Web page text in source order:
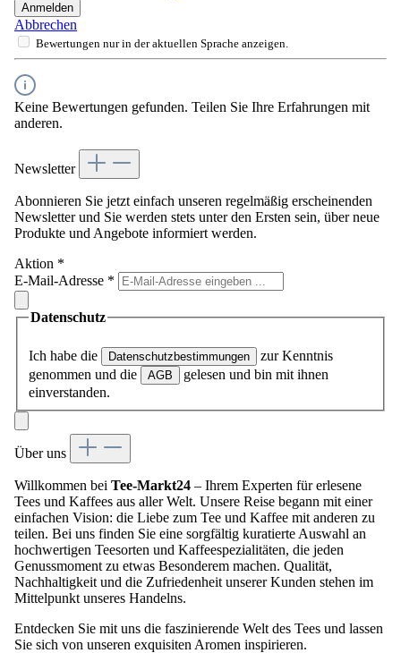
Anmelden
Abbrechen
Bewertungen nur in der aktuellen Sprache anzeigen.
Keine Bewertungen gefunden. Teilen Sie Ihre Erfahrungen mit
anderen.
Newsletter
Abonnieren Sie jetzt einfach unseren regelmäßig erscheinenden
Newsletter und Sie werden stets unter den Ersten sein, über neue
Produkte und Angebote informiert werden.
Aktion *
E-Mail-Adresse *
Datenschutz
Ich habe die Datenschutzbestimmungen
zur Kenntnis
genommen und die
AGB
gelesen und bin mit ihnen
einverstanden.
Über uns
Willkommen bei Tee-Markt24 – Ihrem Experten für erlesene
Tees und Kaffees aus aller Welt. Unsere Reise begann mit einer
einfachen Vision: die Liebe zum Tee und Kaffee mit anderen zu
teilen. Bei uns finden Sie eine sorgfältig kuratierte Auswahl an
hochwertigen Teesorten und Kaffeespezialitäten, die jeden
Genussmoment zu etwas Besonderem machen. Qualität,
Nachhaltigkeit und die Zufriedenheit unserer Kunden stehen im
Mittelpunkt unseres Handelns.
Entdecken Sie mit uns die faszinierende Welt des Tees und lassen
Sie sich von unseren exquisiten Aromen inspirieren.